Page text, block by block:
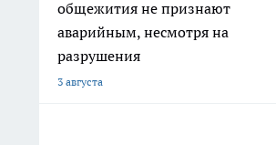
общежития не признают
аварийным, несмотря на
разрушения
3 августа